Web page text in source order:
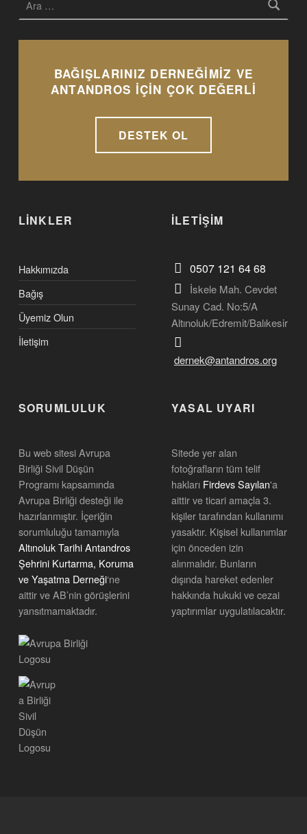
BAĞIŞLARINIZ DERNEĞİMİZ VE
ANTANDROS İÇİN ÇOK DEĞERLİ
DESTEK OL
LİNKLER
Hakkımızda
Bağış
Üyemiz Olun
İletişim
İLETİŞİM
0507 121 64 68
İskele Mah. Cevdet
Sunay Cad. No:5/A
Altınoluk/Edremit/Balıkesir
dernek@antandros.org
SORUMLULUK
Bu web sitesi Avrupa
Birliği Sivil Düşün
Programı kapsamında
Avrupa Birliği desteği ile
hazırlanmıştır. İçeriğin
sorumluluğu tamamıyla
Altınoluk Tarihi Antandros
Şehrini Kurtarma, Koruma
ve Yaşatma Derneği‘ne
aittir ve AB’nin görüşlerini
yansıtmamaktadır.
YASAL UYARI
Sitede yer alan
fotoğrafların tüm telif
hakları Firdevs Sayılan'a
aittir ve ticari amaçla 3.
kişiler tarafından kullanımı
yasaktır. Kişisel kullanımlar
için önceden izin
alınmalıdır. Bunların
dışında hareket edenler
hakkında hukuki ve cezai
yaptırımlar uygulatılacaktır.